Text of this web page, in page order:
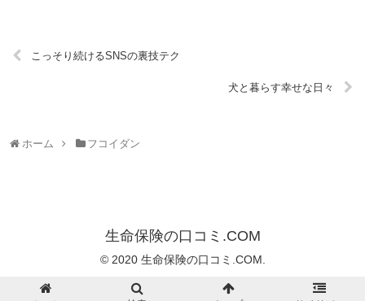
こっそり続けるSNSの裏技テク
犬と暮らす幸せな日々
ホーム フコイダン
生命保険の口コミ.COM
© 2020 生命保険の口コミ.COM.